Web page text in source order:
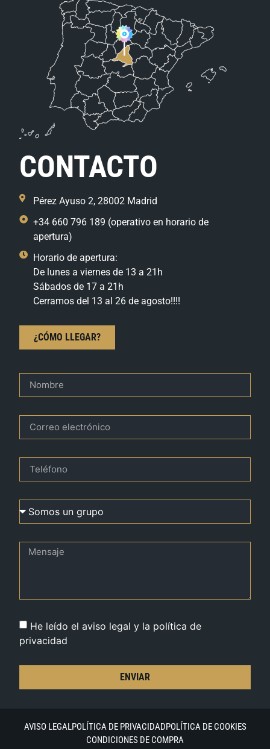
CONTACTO
Pérez Ayuso 2, 28002 Madrid
+34 660 796 189 (operativo en horario de
apertura)
Horario de apertura:
De lunes a viernes de 13 a 21h
Sábados de 17 a 21h
Cerramos del 13 al 26 de agosto!!!!
¿CÓMO LLEGAR?
He leído el aviso legal y la política de
privacidad
ENVIAR
AVISO LEGALPOLÍTICA DE PRIVACIDADPOLÍTICA DE COOKIES
CONDICIONES DE COMPRA